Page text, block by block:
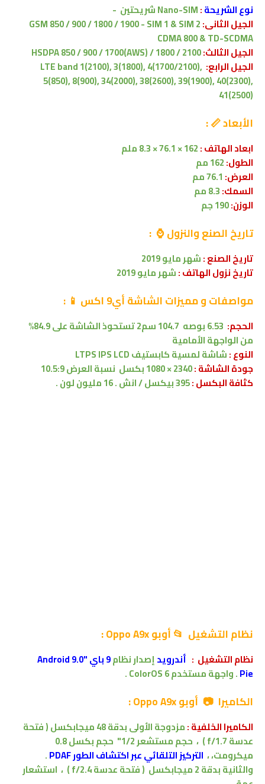
نوع الشريحة:
Nano-SIMشريحتين -
الجيل الثانى:GSM 850 / 900 / 1800 / 1900 - SIM 1 & SIM 2
CDMA 800 & TD-SCDMA
الجيل الثالث:HSDPA 850 / 900 / 1700(AWS) / 1800 / 2100
الجيل الرابع: LTE band 1(2100), 3(1800), 4(1700/2100),
5(850), 8(900), 34(2000), 38(2600), 39(1900), 40(2300),
41(2500)
الأبعاد 📏 :
ابعاد الهاتف :162 × 76.1 × 8.3 ملم
الطول:162 مم
العرض:
السمك:8.3 مم
الوزن:
تاريخ الصنع والنزول ⌚ :
تاريخ الصنع :شهرمايو
تاريخ نزول الهاتف :شهرمايو
مواصفاتو مميزات الشاشةأي9 اكس 📱
:
الحجم: 104.7 سم2
تستحوذ الشاشة على 84.9%
منالواجهة الأمامية
النوع :شاشة لمسيةكابستيفLTPS IPS LCD
جودة الشاشة :2340 × 1080 بكسل
نسبة العرض 10.5:9
كثافة البكسل :395 بيكسل / انش . 16 مليون لون .
نظام التشغيل 📂أوبو Oppo A9x :
نظام التشغيل : أندرويدإصدارنظام
9 باي "Android 9.0
Pie
.واجهة مستخدمColorOS 6 .
الكاميرا 📷 أوبو Oppo A9x :
الكاميرا الخلفية :مزدوجة الأولى بدقة48ميجابكسل( فتحة
عدسة f/1.7 )
،
حجم مستشعر 1/2" حجم بكسل 0.8
ميكرومت،، التركيز التلقائي عبر اكتشاف الطور PDAF
.
والثانية بدقة 2 ميجابكسل ( فتحة عدسة f/2.4 ) ، استشعار